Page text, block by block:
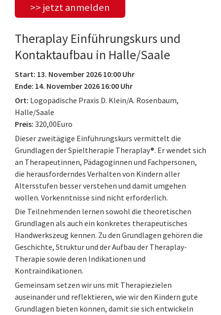
>> jetzt anmelden
Theraplay Einführungskurs und
Kontaktaufbau in Halle/Saale
Start: 13. November 2026 10:00 Uhr
Ende: 14. November 2026 16:00 Uhr
Ort: Logopädische Praxis D. Klein/A. Rosenbaum,
Halle/Saale
Preis: 320,00Euro
Dieser zweitägige Einführungskurs vermittelt die
Grundlagen der Spieltherapie Theraplay®. Er wendet sich
an Therapeutinnen, Pädagoginnen und Fachpersonen,
die herausforderndes Verhalten von Kindern aller
Altersstufen besser verstehen und damit umgehen
wollen. Vorkenntnisse sind nicht erforderlich.
Die Teilnehmenden lernen sowohl die theoretischen
Grundlagen als auch ein konkretes therapeutisches
Handwerkszeug kennen. Zu den Grundlagen gehören die
Geschichte, Struktur und der Aufbau der Theraplay-
Therapie sowie deren Indikationen und
Kontraindikationen.
Gemeinsam setzen wir uns mit Therapiezielen
auseinander und reflektieren, wie wir den Kindern gute
Grundlagen bieten können, damit sie sich entwickeln